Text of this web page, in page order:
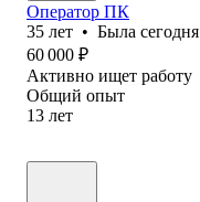
Оператор ПК
35 лет • Была сегодня
60 000 ₽
Активно ищет работу
Общий опыт
13 лет